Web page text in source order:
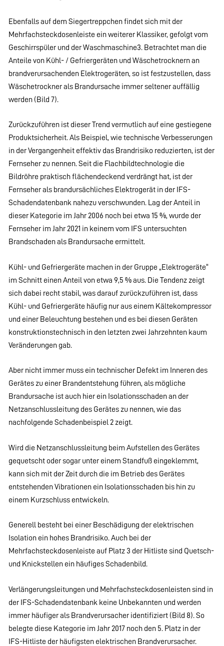
Ebenfalls auf dem Siegertreppchen findet sich mit der
Mehrfachsteckdosenleiste ein weiterer Klassiker, gefolgt vom
Geschirrspüler und der Waschmaschine3. Betrachtet man die
Anteile von Kühl- / Gefriergeräten und Wäschetrocknern an
brandverursachenden Elektrogeräten, so ist festzustellen, dass
Wäschetrockner als Brandursache immer seltener auffällig
werden (Bild 7).
Zurückzuführen ist dieser Trend vermutlich auf eine gestiegene
Produktsicherheit. Als Beispiel, wie technische Verbesserungen
in der Vergangenheit effektiv das Brandrisiko reduzierten, ist der
Fernseher zu nennen. Seit die Flachbildtechnologie die
Bildröhre praktisch flächendeckend verdrängt hat, ist der
Fernseher als brandursächliches Elektrogerät in der IFS-
Schadendatenbank nahezu verschwunden. Lag der Anteil in
dieser Kategorie im Jahr 2006 noch bei etwa 15 %, wurde der
Fernseher im Jahr 2021 in keinem vom IFS untersuchten
Brandschaden als Brandursache ermittelt.
Kühl- und Gefriergeräte machen in der Gruppe „Elektrogeräte“
im Schnitt einen Anteil von etwa 9,5 % aus. Die Tendenz zeigt
sich dabei recht stabil, was darauf zurückzuführen ist, dass
Kühl- und Gefriergeräte häufig nur aus einem Kältekompressor
und einer Beleuchtung bestehen und es bei diesen Geräten
konstruktionstechnisch in den letzten zwei Jahrzehnten kaum
Veränderungen gab.
Aber nicht immer muss ein technischer Defekt im Inneren des
Gerätes zu einer Brandentstehung führen, als mögliche
Brandursache ist auch hier ein Isolationsschaden an der
Netzanschlussleitung des Gerätes zu nennen, wie das
nachfolgende Schadenbeispiel 2 zeigt.
Wird die Netzanschlussleitung beim Aufstellen des Gerätes
gequetscht oder sogar unter einem Standfuß eingeklemmt,
kann sich mit der Zeit durch die im Betrieb des Gerätes
entstehenden Vibrationen ein Isolationsschaden bis hin zu
einem Kurzschluss entwickeln.
Generell besteht bei einer Beschädigung der elektrischen
Isolation ein hohes Brandrisiko. Auch bei der
Mehrfachsteckdosenleiste auf Platz 3 der Hitliste sind Quetsch-
und Knickstellen ein häufiges Schadenbild.
Verlängerungsleitungen und Mehrfachsteckdosenleisten sind in
der IFS-Schadendatenbank keine Unbekannten und werden
immer häufiger als Brandverursacher identifiziert (Bild 8). So
belegte diese Kategorie im Jahr 2017 noch den 5. Platz in der
IFS-Hitliste der häufigsten elektrischen Brandverursacher.